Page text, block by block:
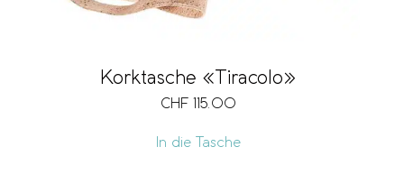
Korktasche «Tiracolo»
CHF 115.00
In die Tasche